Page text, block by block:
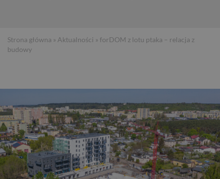
Strona główna » Aktualności » forDOM z lotu ptaka – relacja z
budowy